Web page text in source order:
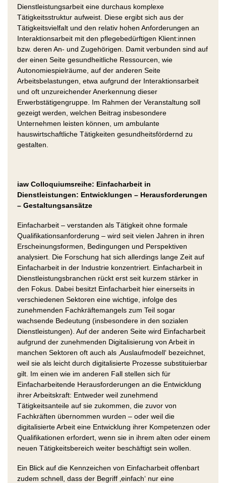
Dienstleistungsarbeit eine durchaus komplexe
Tätigkeitsstruktur aufweist. Diese ergibt sich aus der
Tätigkeitsvielfalt und den relativ hohen Anforderungen an
Interaktionsarbeit mit den pflegebedürftigen Klient:innen
bzw. deren An- und Zugehörigen. Damit verbunden sind auf
der einen Seite gesundheitliche Ressourcen, wie
Autonomiespielräume, auf der anderen Seite
Arbeitsbelastungen, etwa aufgrund der Interaktionsarbeit
und oft unzureichender Anerkennung dieser
Erwerbstätigengruppe. Im Rahmen der Veranstaltung soll
gezeigt werden, welchen Beitrag insbesondere
Unternehmen leisten können, um ambulante
hauswirtschaftliche Tätigkeiten gesundheitsfördernd zu
gestalten.
iaw Colloquiumsreihe: Einfacharbeit in
Dienstleistungen: Entwicklungen – Herausforderungen
– Gestaltungsansätze
Einfacharbeit – verstanden als Tätigkeit ohne formale
Qualifikationsanforderung – wird seit vielen Jahren in ihren
Erscheinungsformen, Bedingungen und Perspektiven
analysiert. Die Forschung hat sich allerdings lange Zeit auf
Einfacharbeit in der Industrie konzentriert. Einfacharbeit in
Dienstleistungsbranchen rückt erst seit kurzem stärker in
den Fokus. Dabei besitzt Einfacharbeit hier einerseits in
verschiedenen Sektoren eine wichtige, infolge des
zunehmenden Fachkräftemangels zum Teil sogar
wachsende Bedeutung (insbesondere in den sozialen
Dienstleistungen). Auf der anderen Seite wird Einfacharbeit
aufgrund der zunehmenden Digitalisierung von Arbeit in
manchen Sektoren oft auch als ‚Auslaufmodell‘ bezeichnet,
weil sie als leicht durch digitalisierte Prozesse substituierbar
gilt. Im einen wie im anderen Fall stellen sich für
Einfacharbeitende Herausforderungen an die Entwicklung
ihrer Arbeitskraft: Entweder weil zunehmend
Tätigkeitsanteile auf sie zukommen, die zuvor von
Fachkräften übernommen wurden – oder weil die
digitalisierte Arbeit eine Entwicklung ihrer Kompetenzen oder
Qualifikationen erfordert, wenn sie in ihrem alten oder einem
neuen Tätigkeitsbereich weiter beschäftigt sein wollen.
Ein Blick auf die Kennzeichen von Einfacharbeit offenbart
zudem schnell, dass der Begriff ‚einfach‘ nur eine